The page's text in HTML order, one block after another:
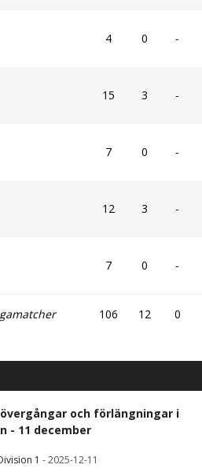
4 0 -
15 3 -
7 0 -
12 3 -
7 0 -
106 12 0
och förlängningar i
- 11 december
1 -2025-12-11